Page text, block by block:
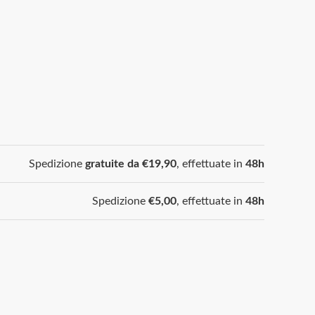
Spedizione gratuite da €19,90, effettuate in 48h
Spedizione €5,00, effettuate in 48h